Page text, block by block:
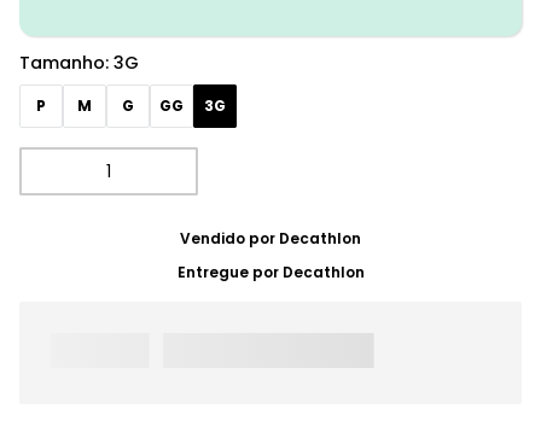
Tamanho: 3G
P M G GG 3G
Vendido por Decathlon
Entregue por Decathlon